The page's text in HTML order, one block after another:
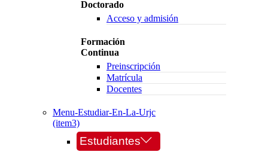
Doctorado
Acceso y admisión
Formación
Continua
Preinscripción
Matrícula
Docentes
Menu-Estudiar-En-La-Urjc
(item3)
Estudiantes